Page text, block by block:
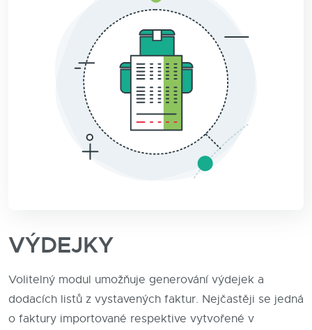
VÝDEJKY
Volitelný modul umožňuje generování výdejek a
dodacích listů z vystavených faktur. Nejčastěji se jedná
o faktury importované respektive vytvořené v